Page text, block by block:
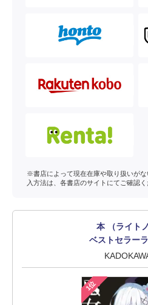
※書店によって現在在庫や取り扱いが
入方法は、各書店のサイトにてご確認く
本 （ライト
ベストセラー
1位